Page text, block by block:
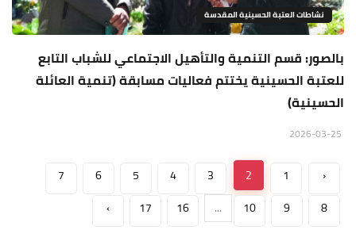
نشاطات العتبة الحسينية المقدسة
بالصور: قسم التنمية والتأهيل الاجتماعي للشباب التابع
للعتبة الحسينية يختتم فعاليات مسابقة (تنمية العائلة
الحسينية)
‹
1
2
3
4
5
6
7
8
9
10
...
16
17
›